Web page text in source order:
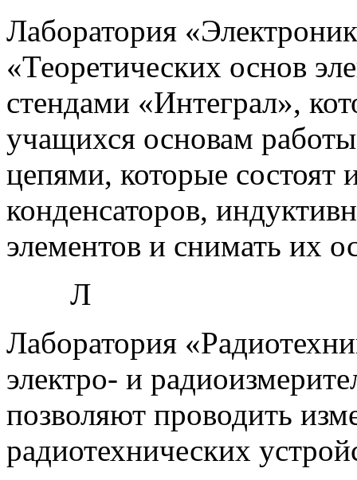
Лаборатория
«Теоретических основ
стендами «Интеграл»,
учащихся основам
цепями, которые состоят
конденсаторов,
элементов и снимать их
Л
Лаборатория
электро- и
позволяют проводить
радиотехнических